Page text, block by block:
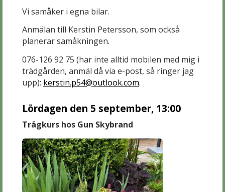
Vi samåker i egna bilar.
Anmälan till Kerstin Petersson, som också
planerar samåkningen.
076-126 92 75 (har inte alltid mobilen med mig i
trädgården, anmäl då via e-post, så ringer jag
upp): kerstin.p54@outlook.com.
Lördagen den 5 september, 13:00
Trågkurs hos Gun Skybrand